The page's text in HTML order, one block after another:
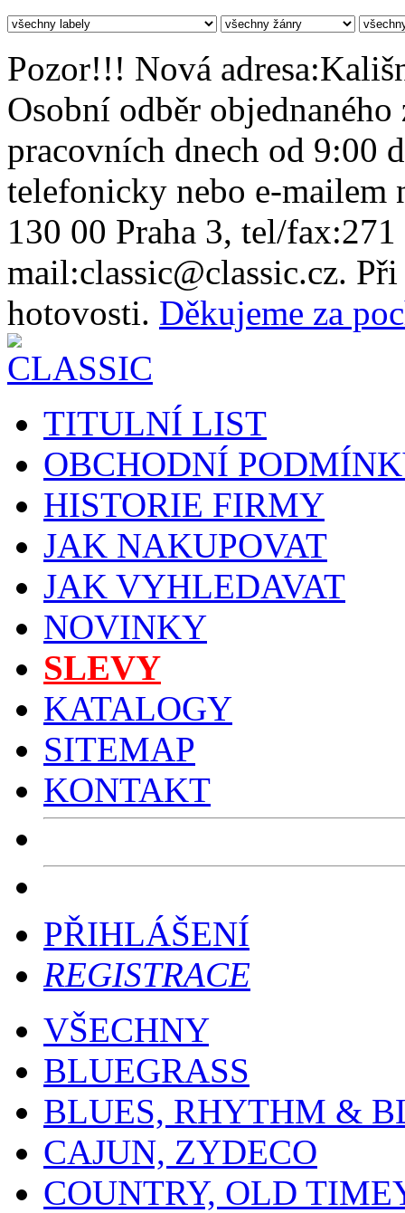
Pozor!!! Nová
Osobní odběr
pracovních dnech od 9:00
telefonicky nebo e-mailem
130 00 Praha 3, tel/
mail:classic@classic.cz.
hotovosti. Děkujeme za
TITULNÍ LIST
OBCHODNÍ
HISTORIE FIRMY
JAK NAKUPOVAT
JAK VYHLEDAVAT
NOVINKY
SLEVY
KATALOGY
SITEMAP
KONTAKT
PŘIHLÁŠENÍ
REGISTRACE
VŠECHNY
BLUEGRASS
BLUES, RHYTHM &
CAJUN, ZYDECO
COUNTRY, OLD